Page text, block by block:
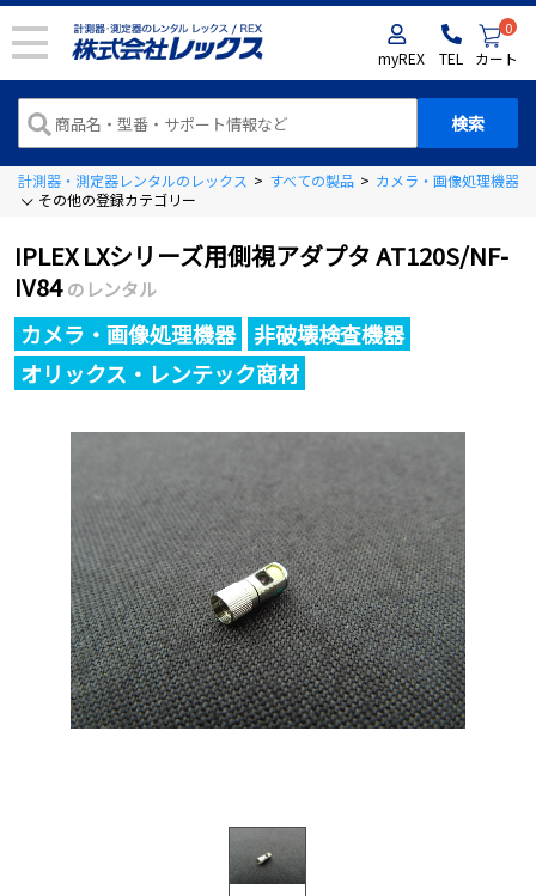
myREX TEL
0
カート
計測器・測定器レンタルのレックス > すべての製品 > カメラ・画像処理機器
その他の登録カテゴリー
IPLEX LXシリーズ用側視アダプタ AT120S/NF-
IV84 のレンタル
カメラ・画像処理機器 非破壊検査機器
オリックス・レンテック商材